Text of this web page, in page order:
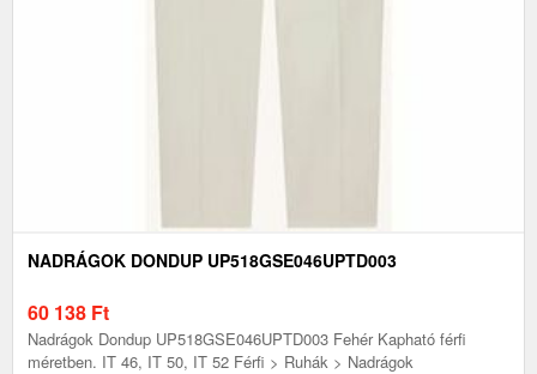
NADRÁGOK DONDUP UP518GSE046UPTD003
60 138 Ft
Nadrágok Dondup UP518GSE046UPTD003 Fehér Kapható férfi
méretben. IT 46, IT 50, IT 52 Férfi > Ruhák > Nadrágok